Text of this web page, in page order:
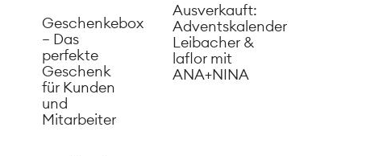
Geschenkebox
– Das
perfekte
Geschenk
für Kunden
und
Mitarbeiter
Ausverkauft:
Adventskalender
Leibacher &
laflor mit
ANA+NINA